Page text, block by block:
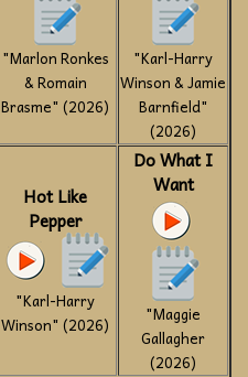
"Marlon Ronkes
& Romain
Brasme" (2026)
"Karl-Harry
Winson & Jamie
Barnfield"
(2026)
Hot Like
Pepper
"Karl-Harry
Winson" (2026)
Do What I
Want
"Maggie
Gallagher
(2026)